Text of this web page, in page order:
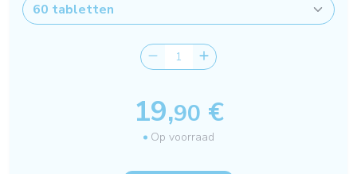
19,90 €
Op voorraad